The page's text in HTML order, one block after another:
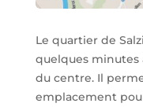
Le quartier de
quelques
du centre. Il
emplacement